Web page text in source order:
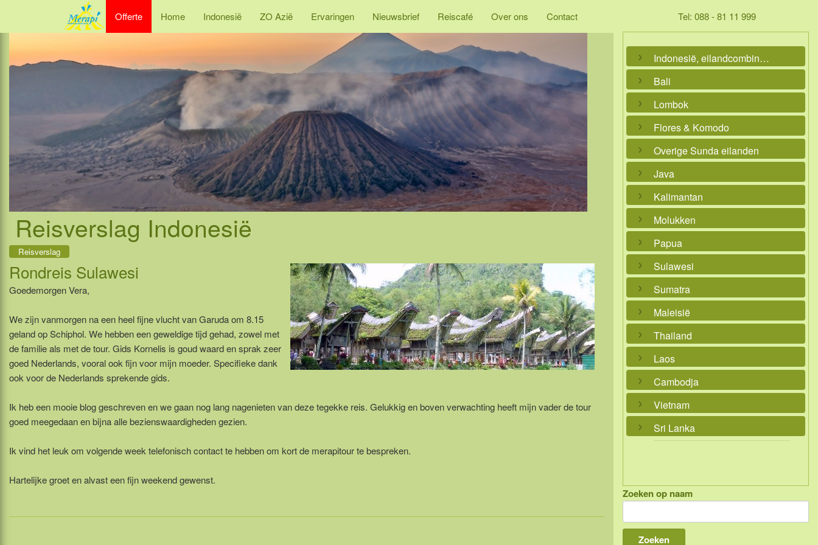
Offerte Home Indonesië ZO Azië Ervaringen Nieuwsbrief Reiscafé Over ons Contact Tel: 088 - 81 11 999
Reisverslag Indonesië
Reisverslag
Rondreis Sulawesi
Goedemorgen Vera,
We zijn vanmorgen na een heel fijne vlucht van Garuda om 8.15
geland op Schiphol. We hebben een geweldige tijd gehad, zowel met
de familie als met de tour. Gids Kornelis is goud waard en sprak zeer
goed Nederlands, vooral ook fijn voor mijn moeder. Specifieke dank
ook voor de Nederlands sprekende gids.
Ik heb een mooie blog geschreven en we gaan nog lang nagenieten van deze tegekke reis. Gelukkig en boven verwachting heeft mijn vader de tour
goed meegedaan en bijna alle bezienswaardigheden gezien.
Ik vind het leuk om volgende week telefonisch contact te hebben om kort de merapitour te bespreken.
Hartelijke groet en alvast een fijn weekend gewenst.
Indonesië, eilandcombinaties
Bali
Lombok
Flores & Komodo
Overige Sunda eilanden
Java
Kalimantan
Molukken
Papua
Sulawesi
Sumatra
Maleisië
Thailand
Laos
Cambodja
Vietnam
Sri Lanka
Zoeken op naam